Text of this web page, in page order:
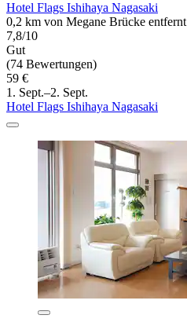
Hotel Flags Ishihaya Nagasaki
0,2 km von Megane Brücke entfernt
7,8/10
Gut
(74 Bewertungen)
59 €
1. Sept.–2. Sept.
Hotel Flags Ishihaya Nagasaki